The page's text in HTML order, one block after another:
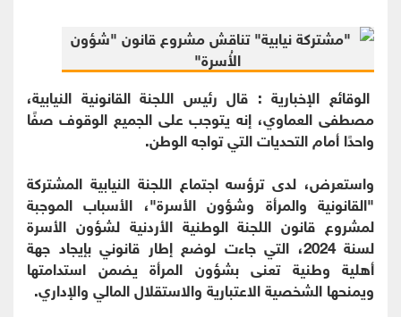
الوقائع الإخبارية : قال رئيس اللجنة القانونية النيابية،
مصطفى العماوي، إنه يتوجب على الجميع الوقوف صفًا
واحدًا أمام التحديات التي تواجه الوطن.
واستعرض، لدى ترؤسه اجتماع اللجنة النيابية المشتركة
"القانونية والمرأة وشؤون الأسرة"، الأسباب الموجبة
لمشروع قانون اللجنة الوطنية الأردنية لشؤون الأسرة
لسنة 2024، التي جاءت لوضع إطار قانوني بإيجاد جهة
أهلية وطنية تعنى بشؤون المرأة يضمن استدامتها
ويمنحها الشخصية الاعتبارية والاستقلال المالي والإداري.